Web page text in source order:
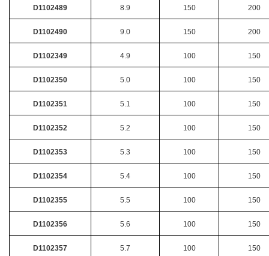
D1102489 8.9 150 200
D1102490 9.0 150 200
D1102349 4.9 100 150
D1102350 5.0 100 150
D1102351 5.1 100 150
D1102352 5.2 100 150
D1102353 5.3 100 150
D1102354 5.4 100 150
D1102355 5.5 100 150
D1102356 5.6 100 150
D1102357 5.7 100 150